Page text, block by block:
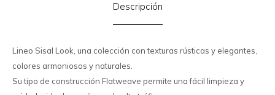
Descripción
Lineo Sisal Look, una colección con texturas rústicas y elegantes,
colores armoniosos y naturales.
Su tipo de construcción Flatweave permite una fácil limpieza y